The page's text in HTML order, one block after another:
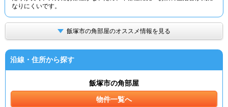
なりにくいです。
飯塚市の角部屋のオススメ情報を見る
沿線・住所から探す
飯塚市の角部屋
物件一覧へ